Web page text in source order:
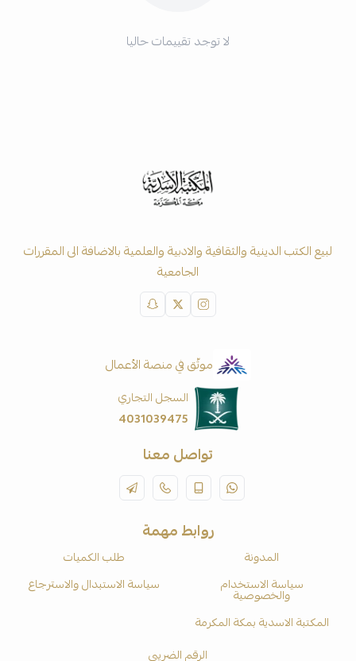
لا توجد تقييمات حاليا
لبيع الكتب الدينية والثقافية والادبية والعلمية بالاضافة الى المقررات
الجامعية
موثّق في منصة الأعمال
السجل التجاري
4031039475
تواصل معنا
روابط مهمة
المدونة
طلب الكميات
سياسة الاستخدام
والخصوصية
سياسة الاستبدال والاسترجاع
المكتبة الاسدية بمكة المكرمة
الرقم الضريبي